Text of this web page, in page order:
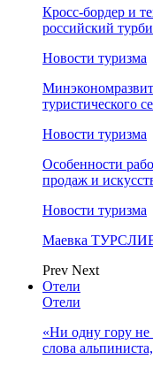
Кросс-бордер и
российский
Новости туризма
туристического
Новости туризма
Особенности
продаж и
Новости туризма
Маевка
Prev Next
Отели
Отели
«Ни одну гору
слова